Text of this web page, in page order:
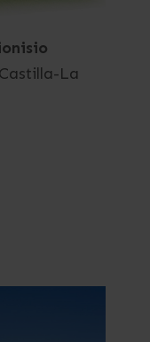
La